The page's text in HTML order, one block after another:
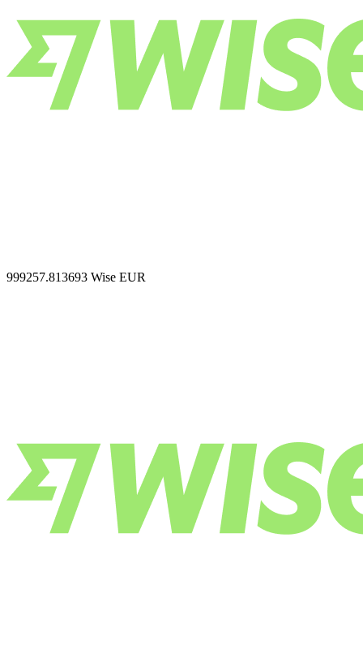
999257.813693 Wise EUR